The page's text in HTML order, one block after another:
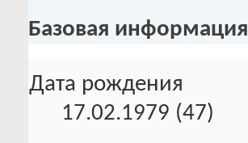
Базовая информация
Дата рождения
17.02.1979 (47)